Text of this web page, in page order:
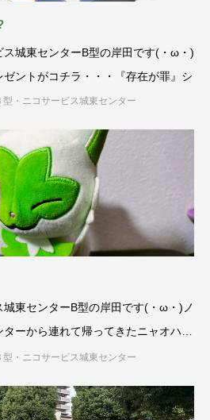
ス城東センターB型の岸田です(・ω・)
ントがコチラ・・・『存在が罪』シ
・ニコサービス城東センター
東センターB型の岸田です(・ω・)ノ
ーから連れて帰ってきたニャオハち
・ニコサービス城東センター